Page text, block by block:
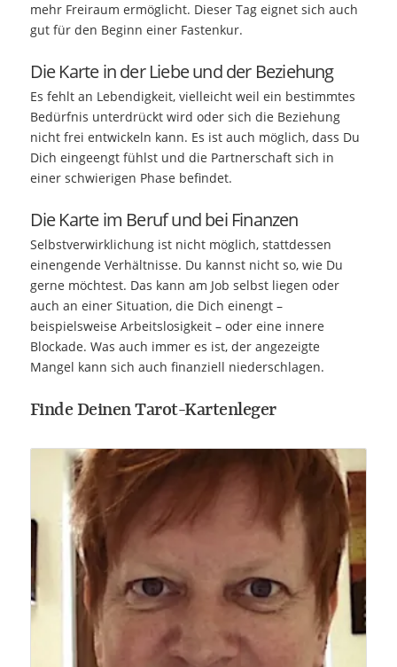
mehr Freiraum ermöglicht. Dieser Tag eignet sich auch
gut für den Beginn einer Fastenkur.
Die Karte in der Liebe und der Beziehung
Es fehlt an Lebendigkeit, vielleicht weil ein bestimmtes
Bedürfnis unterdrückt wird oder sich die Beziehung
nicht frei entwickeln kann. Es ist auch möglich, dass Du
Dich eingeengt fühlst und die Partnerschaft sich in
einer schwierigen Phase befindet.
Die Karte im Beruf und bei Finanzen
Selbstverwirklichung ist nicht möglich, stattdessen
einengende Verhältnisse. Du kannst nicht so, wie Du
gerne möchtest. Das kann am Job selbst liegen oder
auch an einer Situation, die Dich einengt –
beispielsweise Arbeitslosigkeit – oder eine innere
Blockade. Was auch immer es ist, der angezeigte
Mangel kann sich auch finanziell niederschlagen.
Finde Deinen Tarot-Kartenleger